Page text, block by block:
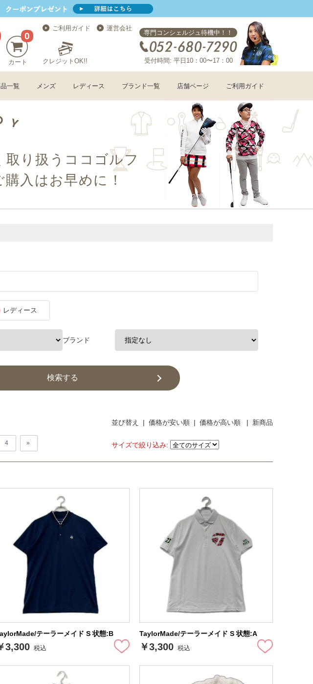
0
カート
ご利用ガイド 運営会社
クレジットOK!!
専門コンシェルジュ待機中！！
受付時間: 平日10：00〜17：00
一覧 メンズ レディース ブランド一覧 店舗ページ ご利用ガイド
り扱うココゴルフ
購入はお早めに！
レディース
ブランド
検索する
4 »
並び替え | 価格が安い順 | 価格が高い順 | 新商品
サイズで絞り込み:
テーラーメイド S 状態:B
3,300 税込
TaylorMade/テーラーメイド S 状態:A
￥3,300 税込